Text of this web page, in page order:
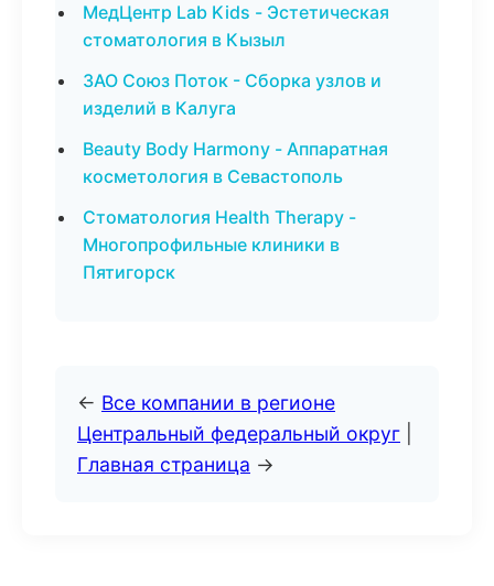
МедЦентр Lab Kids - Эстетическая
стоматология в Кызыл
ЗАО Союз Поток - Сборка узлов и
изделий в Калуга
Beauty Body Harmony - Аппаратная
косметология в Севастополь
Стоматология Health Therapy -
Многопрофильные клиники в
Пятигорск
← Все компании в регионе
Центральный федеральный округ
Главная страница →